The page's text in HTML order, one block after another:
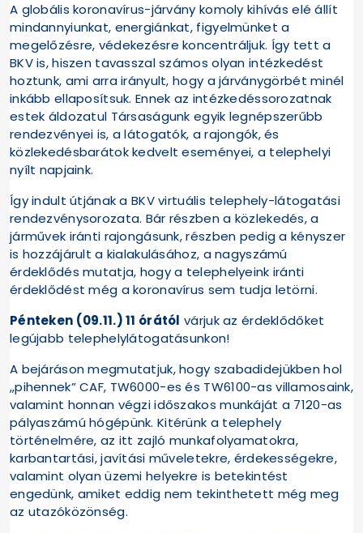
A globális koronavírus-járvány komoly kihívás elé állít
mindannyiunkat, energiánkat, figyelmünket a
megelőzésre, védekezésre koncentráljuk. Így tett a
BKV is, hiszen tavasszal számos olyan intézkedést
hoztunk, ami arra irányult, hogy a járványgörbét minél
inkább ellaposítsuk. Ennek az intézkedéssorozatnak
estek áldozatul Társaságunk egyik legnépszerűbb
rendezvényei is, a látogatók, a rajongók, és
közlekedésbarátok kedvelt eseményei, a telephelyi
nyílt napjaink.
Így indult útjának a BKV virtuális telephely-látogatási
rendezvénysorozata. Bár részben a közlekedés, a
járművek iránti rajongásunk, részben pedig a kényszer
is hozzájárult a kialakulásához, a nagyszámú
érdeklődés mutatja, hogy a telephelyeink iránti
érdeklődést még a koronavírus sem tudja letörni.
Pénteken (09.11.) 11 órától várjuk az érdeklődőket
legújabb telephelylátogatásunkon!
A bejáráson megmutatjuk, hogy szabadidejükben hol
„pihennek” CAF, TW6000-es és TW6100-as villamosaink,
valamint honnan végzi időszakos munkáját a 7120-as
pályaszámú hógépünk. Kitérünk a telephely
történelmére, az itt zajló munkafolyamatokra,
karbantartási, javítási műveletekre, érdekességekre,
valamint olyan üzemi helyekre is betekintést
engedünk, amiket eddig nem tekinthetett még meg
az utazóközönség.